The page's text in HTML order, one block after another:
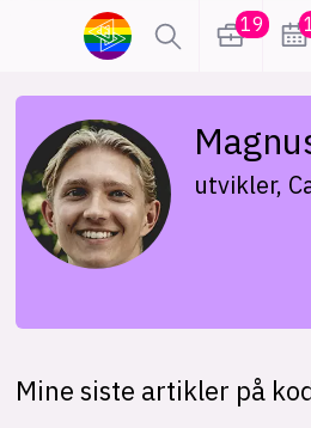
19
utvikler,
Mine siste artikler på
lønn
karriere
devops
IoT